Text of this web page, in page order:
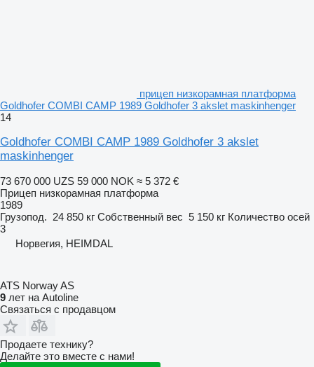
прицеп низкорамная платформа
Goldhofer COMBI CAMP 1989 Goldhofer 3 akslet maskinhenger
14
Goldhofer COMBI CAMP 1989 Goldhofer 3 akslet
maskinhenger
73 670 000 UZS 59 000 NOK ≈ 5 372 €
Прицеп низкорамная платформа
1989
Грузопод. 24 850 кг Собственный вес 5 150 кг Количество осей
3
Норвегия, HEIMDAL
ATS Norway AS
9 лет на Autoline
Связаться с продавцом
Продаете технику?
Делайте это вместе с нами!